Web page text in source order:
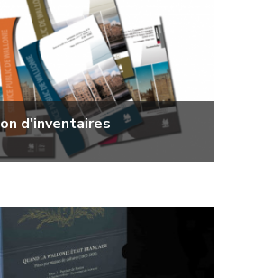
d'inventaires